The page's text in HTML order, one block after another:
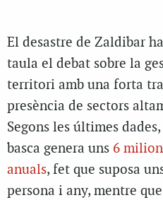
El desastre de Zaldibar
taula el debat sobre la
territori amb una forta
presència de sectors
Segons les últimes
basca genera uns 6
anuals, fet que suposa
persona i any, mentre